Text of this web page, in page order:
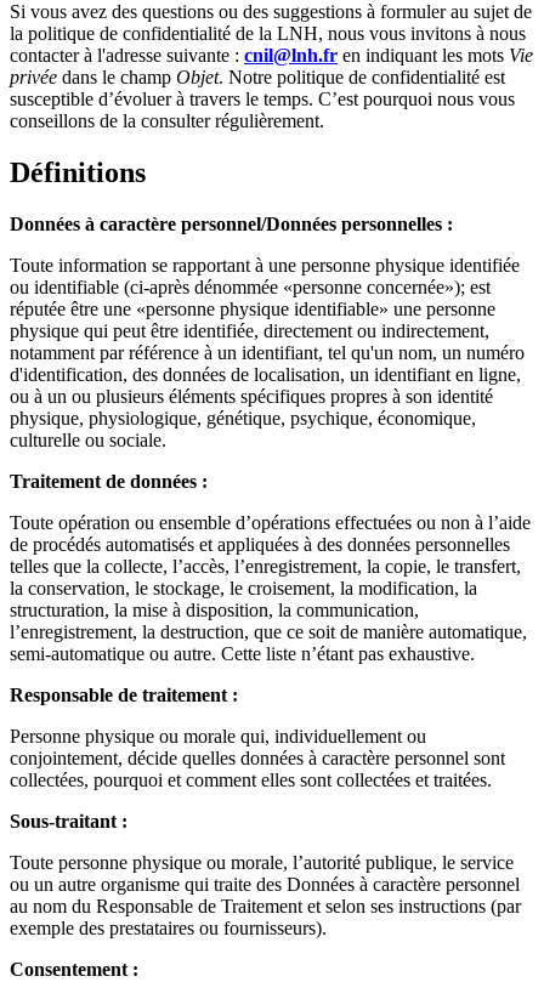
Si vous avez des questions ou des suggestions à formuler au sujet de
la politique de confidentialité de la LNH, nous vous invitons à nous
contacter à l'adresse suivante : cnil@lnh.fr en indiquant les mots Vie
privée dans le champ Objet. Notre politique de confidentialité est
susceptible d’évoluer à travers le temps. C’est pourquoi nous vous
conseillons de la consulter régulièrement.
Définitions
Données à caractère personnel/Données personnelles :
Toute information se rapportant à une personne physique identifiée
ou identifiable (ci-après dénommée «personne concernée»); est
réputée être une «personne physique identifiable» une personne
physique qui peut être identifiée, directement ou indirectement,
notamment par référence à un identifiant, tel qu'un nom, un numéro
d'identification, des données de localisation, un identifiant en ligne,
ou à un ou plusieurs éléments spécifiques propres à son identité
physique, physiologique, génétique, psychique, économique,
culturelle ou sociale.
Traitement de données :
Toute opération ou ensemble d’opérations effectuées ou non à l’aide
de procédés automatisés et appliquées à des données personnelles
telles que la collecte, l’accès, l’enregistrement, la copie, le transfert,
la conservation, le stockage, le croisement, la modification, la
structuration, la mise à disposition, la communication,
l’enregistrement, la destruction, que ce soit de manière automatique,
semi-automatique ou autre. Cette liste n’étant pas exhaustive.
Responsable de traitement :
Personne physique ou morale qui, individuellement ou
conjointement, décide quelles données à caractère personnel sont
collectées, pourquoi et comment elles sont collectées et traitées.
Sous-traitant :
Toute personne physique ou morale, l’autorité publique, le service
ou un autre organisme qui traite des Données à caractère personnel
au nom du Responsable de Traitement et selon ses instructions (par
exemple des prestataires ou fournisseurs).
Consentement :